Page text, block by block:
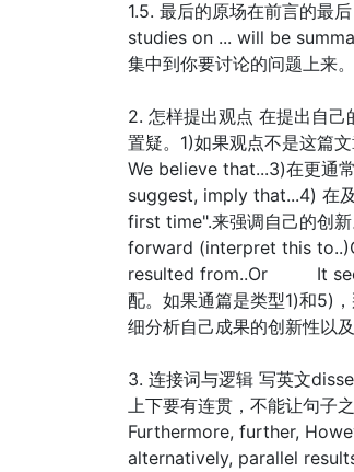
1.5. 最后的原场在前言的最
studies on ... will be
集中到你要讨论的问题上来
2. 怎样提出观点 在提出自
置疑。1)如果观点不是这篇
We believe that...3)在更通
suggest, imply that...4) 在
first time".来强调自己的创
forward (interpret this
resulted from..Or It
配。如果通篇是类型1)和5)
细分析自己成果的创新性以及
3. 连接词与逻辑 写英文
上下要有连贯，不能让句子
Furthermore, further,
alternatively, parallel